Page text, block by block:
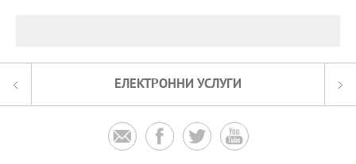
ЕЛЕКТРОННИ УСЛУГИ
   